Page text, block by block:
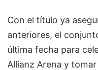
Con el título ya
anteriores, el
última fecha para
Allianz Arena y